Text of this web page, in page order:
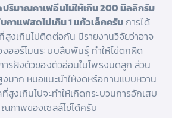
ริมาณคาเฟอีนไม่ให้เกิน 200 มิลลิกรัม
กาแฟสดไม่เกิน 1 แก้วเล็กครับการได้
งเกินไปติดต่อกัน มีรายงานวิจัยว่าอาจ
ฮอร์โมนระบบสืบพันธุ์ ทำให้ไข่ตกผิด
ารฝังตัวของตัวอ่อนในโพรงมดลูก ส่วน
มาก หมอแนะนำให้งดหรือทานแบบหวาน
สูงเกินไปจะทำให้เกิดกระบวนการอักเสบ
ภาพของเซลล์ไข่ได้ครับ